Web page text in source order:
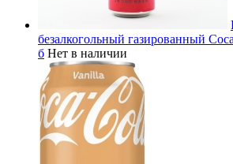
безалкогольный газированный
б Нет в наличии